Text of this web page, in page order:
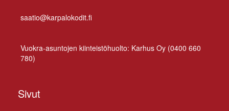
saatio@karpalokodit.fi
Vuo­kra-asun­to­jen kiin­teis­tö­huol­to: Kar­hus Oy (0400 660
780)
Sivut